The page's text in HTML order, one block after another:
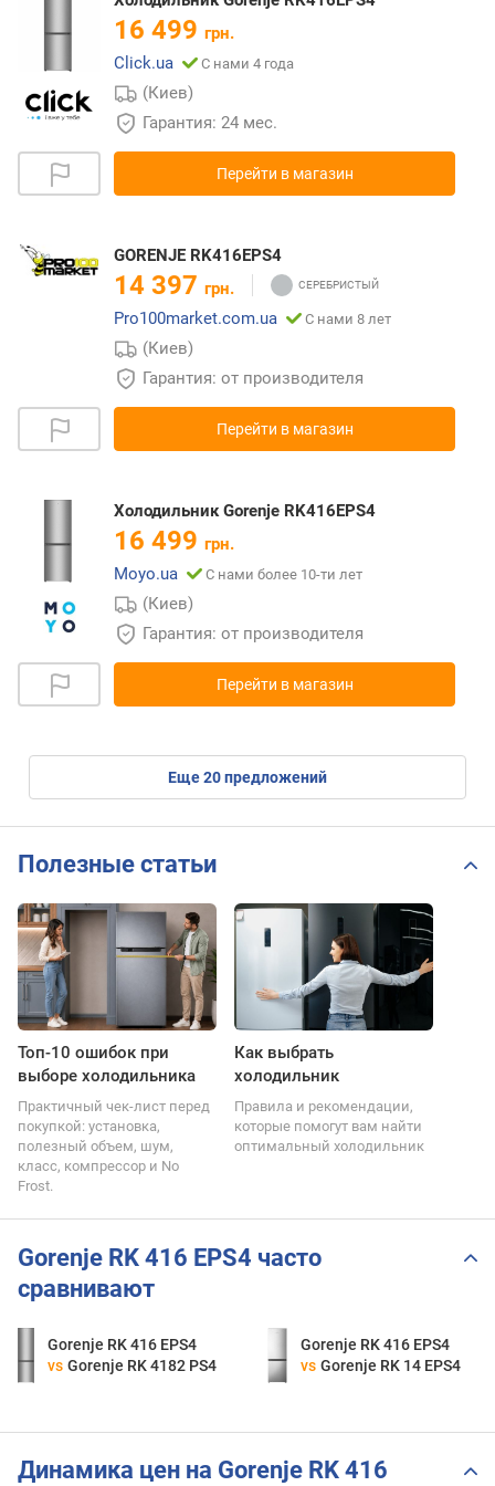
16 499 грн.
Click.ua
С нами 4 года
(Киев)
Гарантия: 24 мес.
Перейти в магазин
GORENJE RK416EPS4
14 397 грн.
Pro100market.com.ua
С нами 8 лет
(Киев)
Гарантия: от производителя
Перейти в магазин
Холодильник Gorenje RK416EPS4
16 499 грн.
Moyo.ua
С нами более 10-ти лет
(Киев)
Гарантия: от производителя
Перейти в магазин
eще20предложений
Полезные статьи
Топ-10 ошибок при
выборе холодильника
Практичный чек-лист перед
покупкой: установка,
полезный объем, шум,
класс, компрессор и No
Frost.
Как выбрать
холодильник
Правила и рекомендации,
которые помогут вам найти
оптимальный холодильник
Gorenje RK 416 EPS4 часто
сравнивают
Gorenje RK 416 EPS4
vs Gorenje RK 4182 PS4
Gorenje RK 416 EPS4
vs Gorenje RK 14 EPS4
Динамика цен на Gorenje RK 416